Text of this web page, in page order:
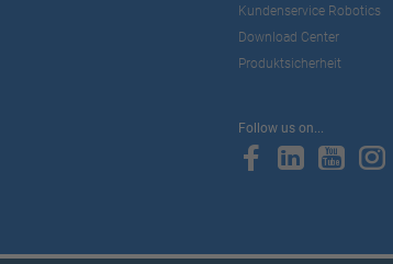
Kundenservice Robotics
Download Center
Produktsicherheit
Follow us on...